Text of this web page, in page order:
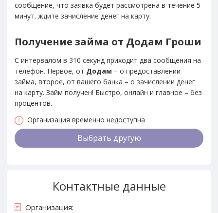
сообщение, что заявка будет рассмотрена в течение 5
минут. ждите зачисление денег на карту.
Получение займа от Додам Гроши
С интервалом в 310 секунд приходит два сообщения на
телефон. Первое, от Додам – о предоставлении
займа, второе, от вашего банка – о зачислении денег
на карту. Займ получен! Быстро, онлайн и главное – без
процентов.
Организация временно недоступна
Выбрать другую
Контактные данные
Организация: